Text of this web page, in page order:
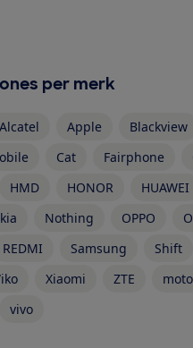
per merk
Alcatel Apple
Blackview
Cat Fairphone
HMD HONOR HUAWEI
Nothing OPPO
REDMI Samsung Shift
Xiaomi ZTE
vivo